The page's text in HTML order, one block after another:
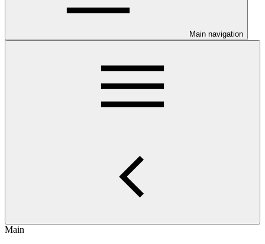
Main navigation
Main